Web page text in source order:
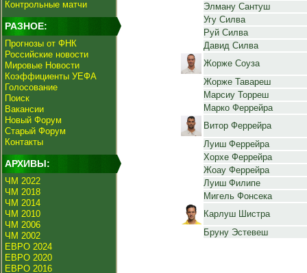
Контрольные матчи
РАЗНОЕ:
Прогнозы от ФНК
Российские новости
Мировые Новости
Коэффициенты УЕФА
Голосование
Поиск
Вакансии
Новый Форум
Старый Форум
Контакты
АРХИВЫ:
ЧМ 2022
ЧМ 2018
ЧМ 2014
ЧМ 2010
ЧМ 2006
ЧМ 2002
ЕВРО 2024
ЕВРО 2020
ЕВРО 2016
Элману Сантуш
Угу Силва
Руй Силва
Давид Силва
Жорже Соуза
Жорже Тавареш
Марсиу Торреш
Марко Феррейра
Витор Феррейра
Луиш Феррейра
Хорхе Феррейра
Жоау Феррейра
Луиш Филипе
Мигель Фонсека
Карлуш Шистра
Бруну Эстевеш